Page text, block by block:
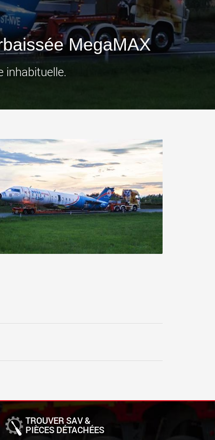
plus légères aux pour des charges utiles
jusqu’à 25 000 t et au-delà
www.cometto.com
MegaMAX
inhabituelle.
TROUVER SAV &
PIÈCES DÉTACHÉES